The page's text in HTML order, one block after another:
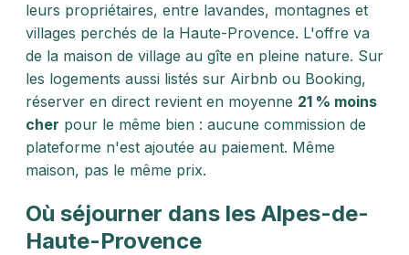
leurs propriétaires, entre lavandes, montagnes et
villages perchés de la Haute-Provence. L'offre va
de la maison de village au gîte en pleine nature. Sur
les logements aussi listés sur Airbnb ou Booking,
réserver en direct revient en moyenne 21 % moins
cher pour le même bien : aucune commission de
plateforme n'est ajoutée au paiement. Même
maison, pas le même prix.
Où séjourner dans les Alpes-de-
Haute-Provence